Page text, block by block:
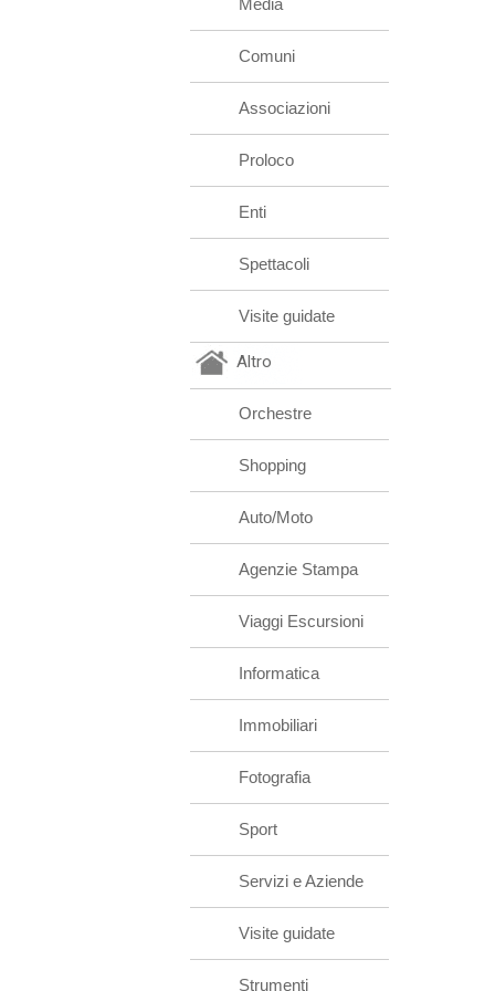
Media
Comuni
Associazioni
Proloco
Enti
Spettacoli
Visite guidate
Altro
Orchestre
Shopping
Auto/Moto
Agenzie Stampa
Viaggi Escursioni
Informatica
Immobiliari
Fotografia
Sport
Servizi e Aziende
Visite guidate
Strumenti